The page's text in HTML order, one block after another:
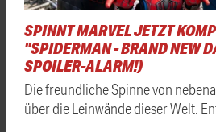
SPINNT MARVEL JETZT
"SPIDERMAN - BRAND NEW
SPOILER-ALARM!)
Die freundliche Spinne von
über die Leinwände dieser Welt.